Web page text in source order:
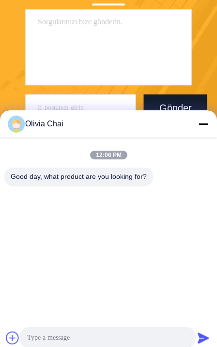
Gönder
Wonsun Machinery & Electrical Technology Co. Ltd . Tüm Hakları saklıdır.
Olivia Chai
12:06 PM
Good day, what product are you looking for?